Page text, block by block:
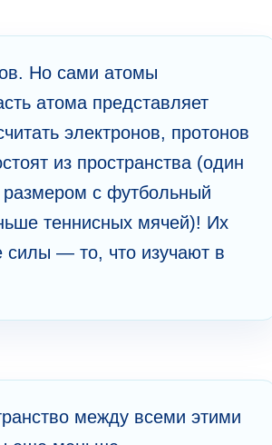
Но сами атомы
атома представляет
электронов, протонов
из пространства (один
с футбольный
теннисных мячей)! Их
силы — то, что изучают в
между всеми этими